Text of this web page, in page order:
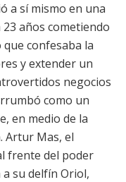
a sí mismo en una
años cometiendo
confesaba la
y extender un
negocios
como un
en medio de la
Artur Mas, el
frente del poder
su delfín Oriol,